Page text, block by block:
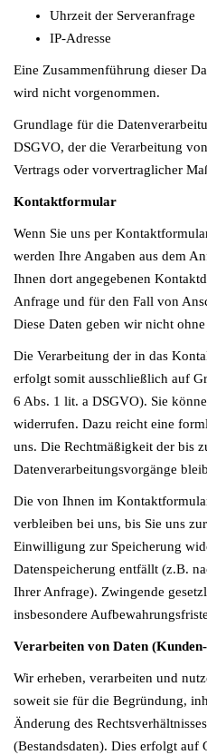
Uhrzeit der Serveranfrage
IP-Adresse
Eine Zusammenführung dieser
wird nicht vorgenommen.
Grundlage für die
DSGVO, der die Verarbeitung
Vertrags oder vorvertraglicher
Kontaktformular
Wenn Sie uns per
werden Ihre Angaben aus dem
Ihnen dort angegebenen
Anfrage und für den Fall von
Diese Daten geben wir nicht
Die Verarbeitung der in das
erfolgt somit ausschließlich auf
6 Abs. 1 lit. a DSGVO). Sie
widerrufen. Dazu reicht eine
uns. Die Rechtmäßigkeit der bis
Datenverarbeitungsvorgänge
Die von Ihnen im
verbleiben bei uns, bis Sie uns
Einwilligung zur Speicherung
Datenspeicherung entfällt (z.B.
Ihrer Anfrage). Zwingende
insbesondere
Verarbeiten von Daten
Wir erheben, verarbeiten und
soweit sie für die Begründung,
Änderung des
(Bestandsdaten). Dies erfolgt